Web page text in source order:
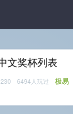
文奖杯列表
6494人玩过 极易